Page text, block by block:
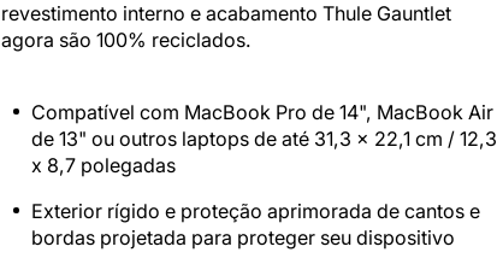
revestimento interno e acabamento Thule Gauntlet
agora são 100% reciclados.
Compatível com MacBook Pro de 14", MacBook Air
de 13" ou outros laptops de até 31,3 x 22,1 cm / 12,3
x 8,7 polegadas
Exterior rígido e proteção aprimorada de cantos e
bordas projetada para proteger seu dispositivo